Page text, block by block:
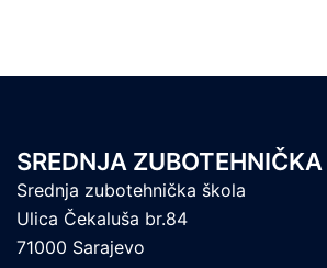
SREDNJA
Srednja zubotehnička škola
Ulica Čekaluša br.84
71000 Sarajevo